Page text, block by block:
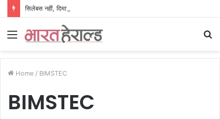
Menu
Home / BIMSTEC
BIMSTEC